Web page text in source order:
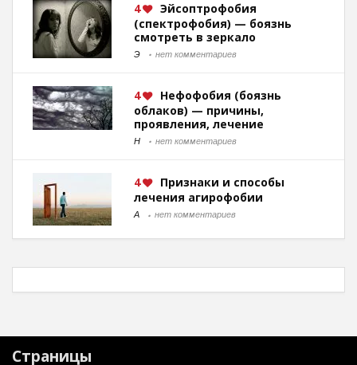
4
Эйсоптрофобия
(спектрофобия) — боязнь
смотреть в зеркало
Э нет комментариев
4
Нефофобия (боязнь
облаков) — причины,
проявления, лечение
Н нет комментариев
4
Признаки и способы
лечения агирофобии
А нет комментариев
Страницы